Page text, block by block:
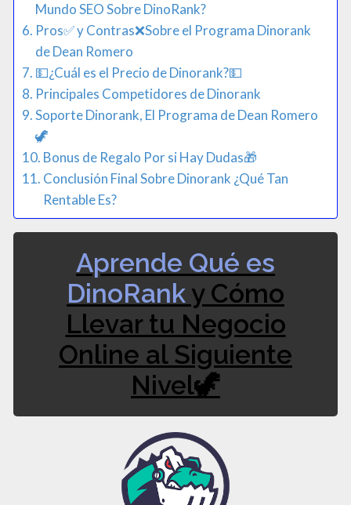
Mundo SEO Sobre DinoRank?
Pros✅ y Contras❌​Sobre el Programa Dinorank
de Dean Romero
💵​¿Cuál es el Precio de Dinorank?💵​
Principales Competidores de Dinorank
Soporte Dinorank, El Programa de Dean Romero
🦖
Bonus de Regalo Por si Hay Dudas🎁​
Conclusión Final Sobre Dinorank ¿Qué Tan
Rentable Es?
Aprende Qué es
DinoRank y Cómo
Llevar tu Negocio
Online al Siguiente
Nivel🦖